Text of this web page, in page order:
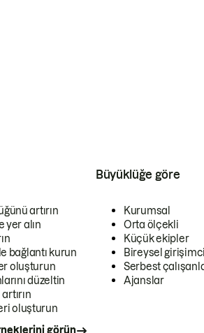
artırın
yer alın
bağlantı kurun
oluşturun
düzeltin
oluşturun
görün
Büyüklüğe göre
Kurumsal
Orta ölçekli
Küçük ekipler
Bireysel
Serbest
Ajanslar